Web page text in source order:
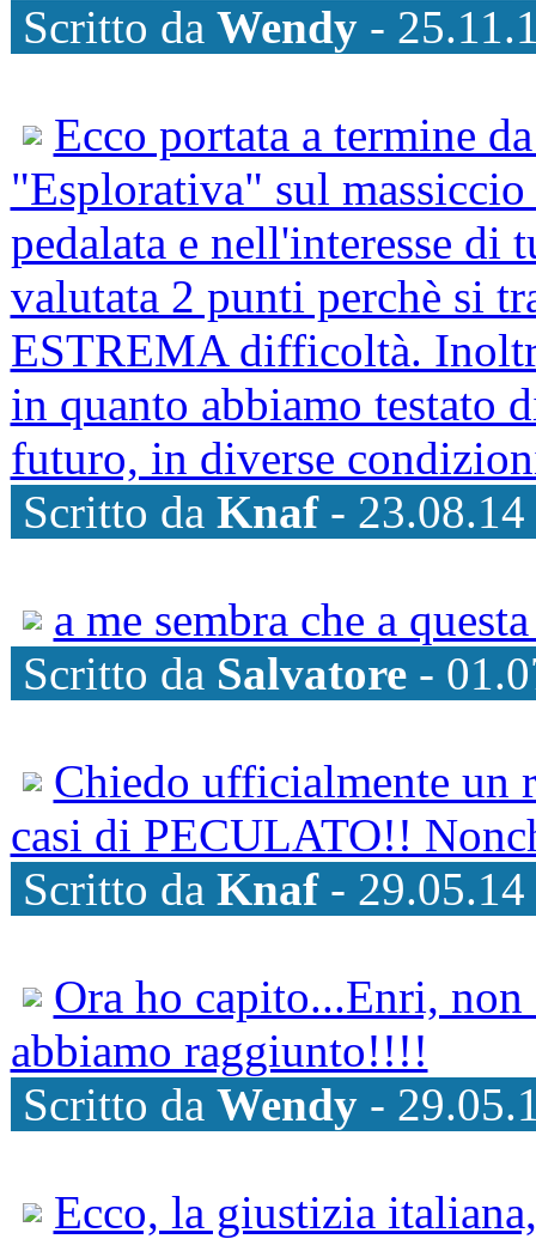
Scritto da Wendy-
Ecco portata a termine
"Esplorativa" sul
pedalata e nell'interesse di
valutata 2 punti perchè si
ESTREMA difficoltà.
in quanto abbiamo testato
futuro, in diverse
Scritto da Knaf- 23.08.14
a me sembra che a
Scritto da Salvatore-
Chiedo ufficialmente un
casi di PECULATO!!
Scritto da Knaf- 29.05.14
Ora ho capito...Enri,
abbiamo raggiunto!!!!
Scritto da Wendy-
Ecco, la giustizia